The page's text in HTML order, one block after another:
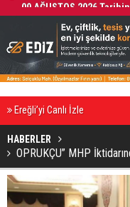
Ereğli’yi Canlı İzle
HABERLER
OPRUKÇU” MHP